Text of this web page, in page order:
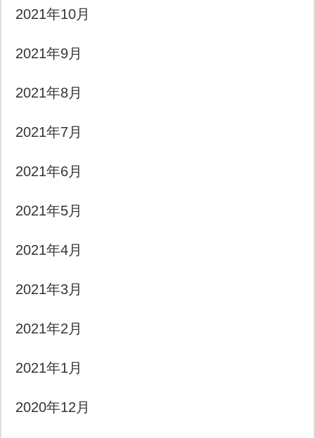
2021年10月
2021年9月
2021年8月
2021年7月
2021年6月
2021年5月
2021年4月
2021年3月
2021年2月
2021年1月
2020年12月